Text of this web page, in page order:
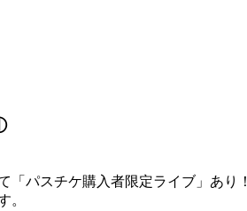
パスチケ購入者限定ライブ」あり！
。